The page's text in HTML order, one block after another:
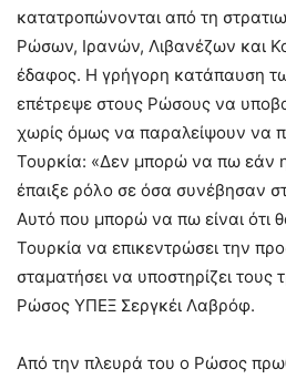
κατατροπώνονται από τη
Ρώσων, Ιρανών, Λιβανέζων και
έδαφος. Η γρήγορη κατάπαυση
επέτρεψε στους Ρώσους να
χωρίς όμως να παραλείψουν να
Τουρκία: «Δεν μπορώ να πω εάν
έπαιξε ρόλο σε όσα συνέβησαν
Αυτό που μπορώ να πω είναι ότι
Τουρκία να επικεντρώσει την
σταματήσει να υποστηρίζει
Ρώσος ΥΠΕΞ Σεργκέι Λαβρόφ.
Από την πλευρά του ο Ρώσος